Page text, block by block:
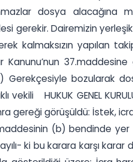
dosya alacağına
gerekir. Dairemizin
kalmaksızın yapılan
Kanunu’nun
Gerekçesiyle bozularak
HUKUK GENEL
gereği görüşüldü: İstek,
(b) bendinde
ki bu karara karşı